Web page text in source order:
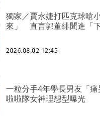
獨家／賈永婕打匹克球嗆
來」 直言郭董緋聞進「下
2026.08.02 12:45
一粒分手4年學長男友「
啦啦隊女神理想型曝光